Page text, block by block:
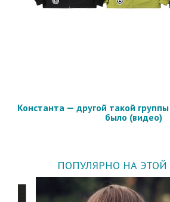
Константа — другой такой
было (видео)
ПОПУЛЯРНО НА ЭТОЙ